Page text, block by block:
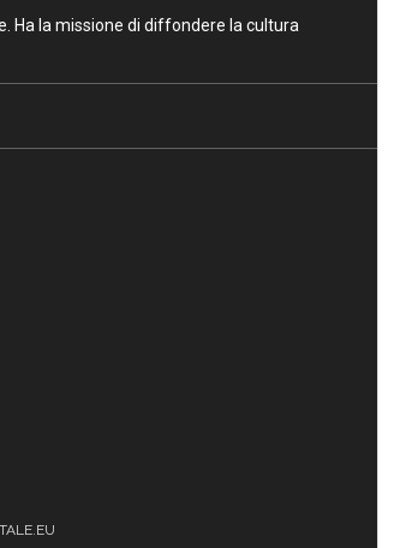
Ha la missione di diffondere la cultura